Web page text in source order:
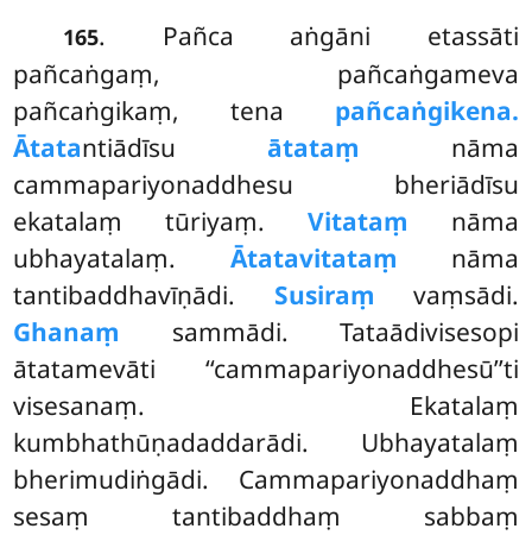
165. Pañca aṅgāni etassāti
pañcaṅgaṃ, pañcaṅgameva
pañcaṅgikaṃ, tena pañcaṅgikena.
Ātatantiādīsu ātataṃ nāma
cammapariyonaddhesu bheriādīsu
ekatalaṃ tūriyaṃ. Vitataṃ nāma
ubhayatalaṃ. Ātatavitataṃ nāma
tantibaddhavīṇādi. Susiraṃ vaṃsādi.
Ghanaṃ sammādi. Tataādivisesopi
ātatamevāti ‘‘cammapariyonaddhesū’’ti
visesanaṃ. Ekatalaṃ
kumbhathūṇadaddarādi. Ubhayatalaṃ
bherimudiṅgādi. Cammapariyonaddhaṃ
sesaṃ tantibaddhaṃ sabbaṃ